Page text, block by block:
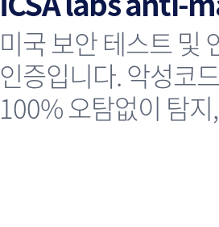
미국 보안 테스트 및
인증입니다. 악성
100% 오탐없이 탐